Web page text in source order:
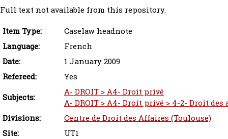
Full text not available from this repository.
Item Type:
Caselaw headnote
Language:
French
Date:
1 January 2009
Refereed:
Yes
Subjects:
A- DROIT > A4- Droit privé
A- DROIT > A4- Droit privé > 4-2- Droit
Divisions:
Centre de Droit des Affaires (Toulouse)
Site:
UT1